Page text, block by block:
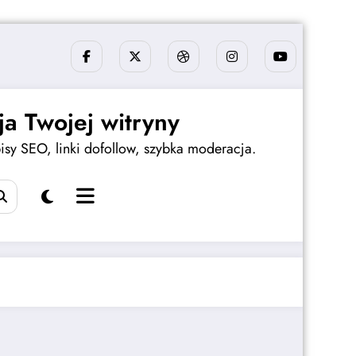
Twojej witryny
SEO, linki dofollow, szybka moderacja.